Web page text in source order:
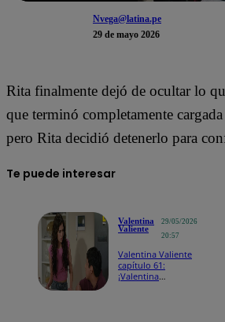
Nvega@latina.pe
29 de mayo 2026
Rita finalmente dejó de ocultar lo
que terminó completamente
pero Rita decidió detenerlo para
Te puede interesar
Valentina
Valiente
29/05/2026
20:57
Valentina Valiente
capítulo 61:
¡Valentina